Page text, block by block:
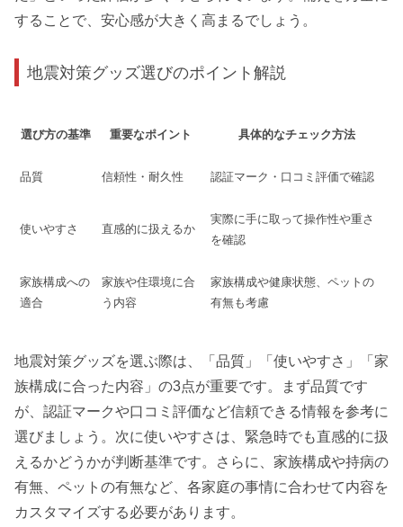
することで、安心感が大きく高まるでしょう。
地震対策グッズ選びのポイント解説
選び方の基準 重要なポイント 具体的なチェック方法
品質 信頼性・耐久性 認証マーク・口コミ評価で確認
使いやすさ 直感的に扱えるか
実際に手に取って操作性や重さ
を確認
家族構成への
適合
家族や住環境に合
う内容
家族構成や健康状態、ペットの
有無も考慮
地震対策グッズを選ぶ際は、「品質」「使いやすさ」「家
族構成に合った内容」の3点が重要です。まず品質です
が、認証マークや口コミ評価など信頼できる情報を参考に
選びましょう。次に使いやすさは、緊急時でも直感的に扱
えるかどうかが判断基準です。さらに、家族構成や持病の
有無、ペットの有無など、各家庭の事情に合わせて内容を
カスタマイズする必要があります。